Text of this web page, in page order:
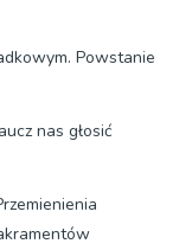
Powstanie
nas głosić